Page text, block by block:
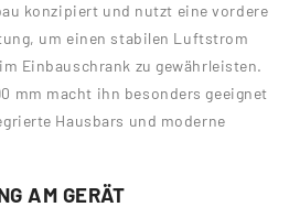
konzipiert und nutzt eine vordere
um einen stabilen Luftstrom
Einbauschrank zu gewährleisten.
mm macht ihn besonders geeignet
Hausbars und moderne
AM GERÄT